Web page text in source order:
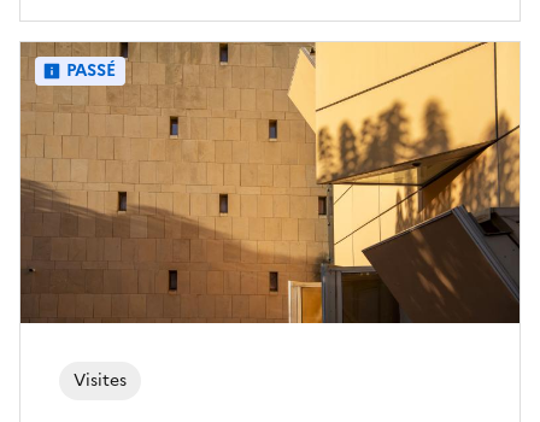
Visites
PASSÉ